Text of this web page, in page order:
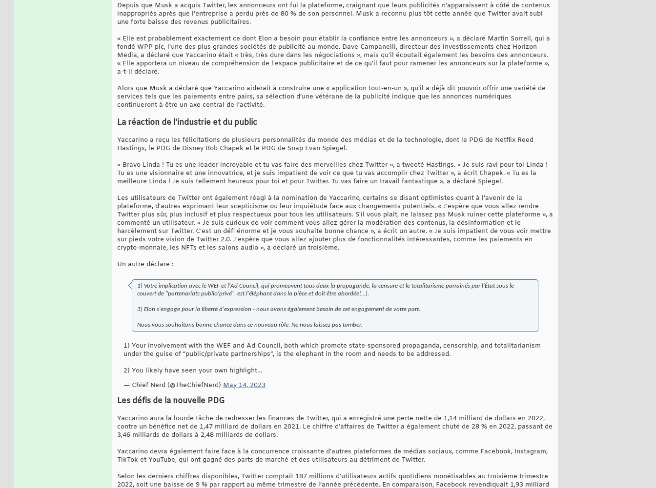
Depuis que Musk a acquis Twitter, les annonceurs ont fui la plateforme, craignant que leurs publicités n’apparaissent à côté de contenus
inappropriés après que l’entreprise a perdu près de 80 % de son personnel. Musk a reconnu plus tôt cette année que Twitter avait subi
une forte baisse des revenus publicitaires.
« Elle est probablement exactement ce dont Elon a besoin pour établir la confiance entre les annonceurs », a déclaré Martin Sorrell, qui a
fondé WPP plc, l'une des plus grandes sociétés de publicité au monde. Dave Campanelli, directeur des investissements chez Horizon
Media, a déclaré que Yaccarino était « très, très dure dans les négociations », mais qu'il écoutait également les besoins des annonceurs.
« Elle apportera un niveau de compréhension de l'espace publicitaire et de ce qu'il faut pour ramener les annonceurs sur la plateforme »,
a-t-il déclaré.
Alors que Musk a déclaré que Yaccarino aiderait à construire une « application tout-en-un », qu’il a déjà dit pouvoir offrir une variété de
services tels que les paiements entre pairs, sa sélection d’une vétérane de la publicité indique que les annonces numériques
continueront à être un axe central de l’activité.
La réaction de l'industrie et du public
Yaccarino a reçu les félicitations de plusieurs personnalités du monde des médias et de la technologie, dont le PDG de Netflix Reed
Hastings, le PDG de Disney Bob Chapek et le PDG de Snap Evan Spiegel.
« Bravo Linda ! Tu es une leader incroyable et tu vas faire des merveilles chez Twitter », a tweeté Hastings. « Je suis ravi pour toi Linda !
Tu es une visionnaire et une innovatrice, et je suis impatient de voir ce que tu vas accomplir chez Twitter », a écrit Chapek. « Tu es la
meilleure Linda ! Je suis tellement heureux pour toi et pour Twitter. Tu vas faire un travail fantastique », a déclaré Spiegel.
Les utilisateurs de Twitter ont également réagi à la nomination de Yaccarino, certains se disant optimistes quant à l'avenir de la
plateforme, d'autres exprimant leur scepticisme ou leur inquiétude face aux changements potentiels. « J'espère que vous allez rendre
Twitter plus sûr, plus inclusif et plus respectueux pour tous les utilisateurs. S'il vous plaît, ne laissez pas Musk ruiner cette plateforme », a
commenté un utilisateur. « Je suis curieux de voir comment vous allez gérer la modération des contenus, la désinformation et le
harcèlement sur Twitter. C'est un défi énorme et je vous souhaite bonne chance », a écrit un autre. « Je suis impatient de vous voir mettre
sur pieds votre vision de Twitter 2.0. J'espère que vous allez ajouter plus de fonctionnalités intéressantes, comme les paiements en
crypto-monnaie, les NFTs et les salons audio », a déclaré un troisième.
Un autre déclare :
1) Votre implication avec le WEF et l'Ad Council, qui promeuvent tous deux la propagande, la censure et le totalitarisme parrainés par l'État sous le
couvert de "partenariats public/privé", est l'éléphant dans la pièce et doit être abordée(...).
3) Elon s'engage pour la liberté d'expression - nous avons également besoin de cet engagement de votre part.
Nous vous souhaitons bonne chance dans ce nouveau rôle. Ne nous laissez pas tomber.
1) Your involvement with the WEF and Ad Council, both which promote state-sponsored propaganda, censorship, and totalitarianism
under the guise of “public/private partnerships”, is the elephant in the room and needs to be addressed.
2) You likely have seen your own highlight…
— Chief Nerd (@TheChiefNerd) May 14, 2023
Les défis de la nouvelle PDG
Yaccarino aura la lourde tâche de redresser les finances de Twitter, qui a enregistré une perte nette de 1,14 milliard de dollars en 2022,
contre un bénéfice net de 1,47 milliard de dollars en 2021. Le chiffre d’affaires de Twitter a également chuté de 28 % en 2022, passant de
3,46 milliards de dollars à 2,48 milliards de dollars.
Yaccarino devra également faire face à la concurrence croissante d’autres plateformes de médias sociaux, comme Facebook, Instagram,
TikTok et YouTube, qui ont gagné des parts de marché et des utilisateurs au détriment de Twitter.
Selon les derniers chiffres disponibles, Twitter comptait 187 millions d’utilisateurs actifs quotidiens monétisables au troisième trimestre
2022, soit une baisse de 9 % par rapport au même trimestre de l’année précédente. En comparaison, Facebook revendiquait 1,93 milliard